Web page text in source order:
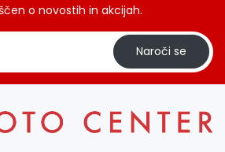
o novostih in akcijah.
Naroči se